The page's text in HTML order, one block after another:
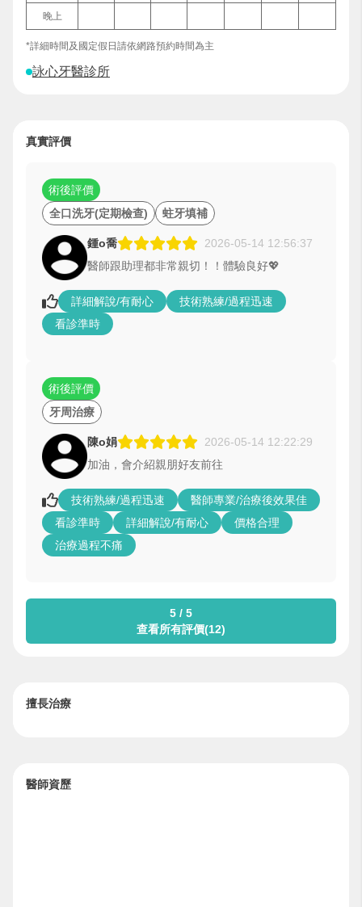
晚上
*詳細時間及國定假日請依網路預約時間為主
詠心牙醫診所
真實評價
全口洗牙(定期檢查) 蛀牙填補
術後評價
鍾o喬
2026-05-14 12:56:37
醫師跟助理都非常親切！！體驗良好💖
詳細解說/有耐心
技術熟練/過程迅速
看診準時
牙周治療
術後評價
陳o娟
2026-05-14 12:22:29
加油，會介紹親朋好友前往
技術熟練/過程迅速
醫師專業/治療後效果佳
看診準時
詳細解說/有耐心
價格合理
治療過程不痛
5 / 5
查看所有評價(12)
擅長治療
醫師資歷